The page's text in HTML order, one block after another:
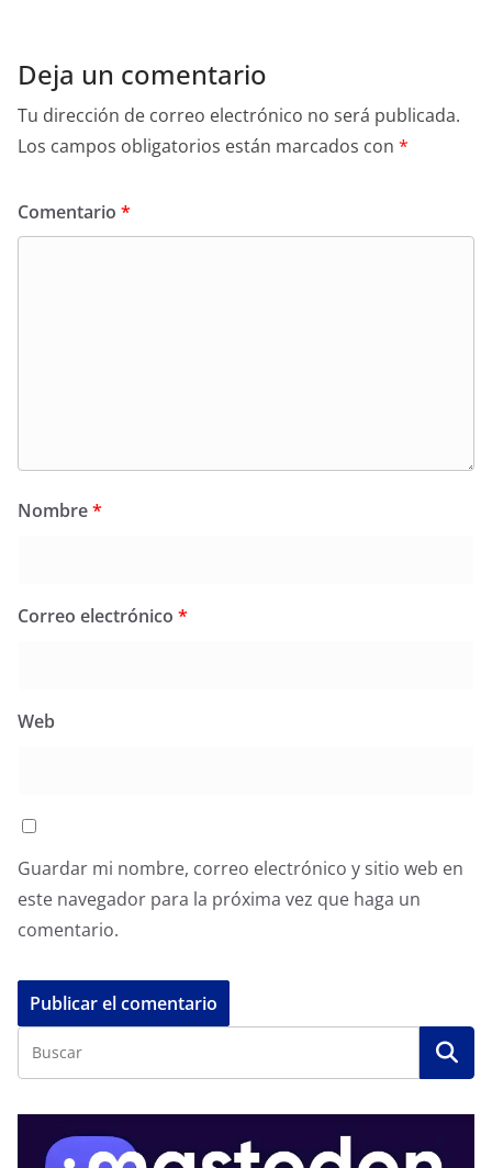
Deja un comentario
Tu dirección de correo electrónico no será publicada.
Los campos obligatorios están marcados con *
Comentario *
Nombre*
Correo electrónico *
Web
Guardar mi nombre, correo electrónico y sitio web en
este navegador para la próxima vez que haga un
comentario.